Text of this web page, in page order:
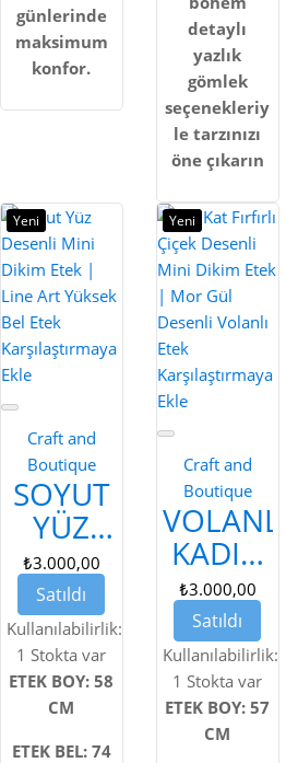
günlerinde
maksimum
konfor.
detaylı
yazlık
gömlek
seçenekleriy
le tarzınızı
öne çıkarın
Yeni
Karşılaştırmaya
Ekle
Craft and
Boutique
SOYUT
YÜZ
DESENLI
ŞIK
KADIN
ÖZEL
DIKIM
ETEK
₺3.000,00
Satıldı
Kullanılabilirlik:
1 Stokta var
ETEK BOY: 58
CM
ETEK BEL: 74
Yeni
Karşılaştırmaya
Ekle
Craft and
Boutique
VOLANLI
KADIN
ÖZEL
DIKIM
ETEK
₺3.000,00
Satıldı
Kullanılabilirlik:
1 Stokta var
ETEK BOY: 57
CM